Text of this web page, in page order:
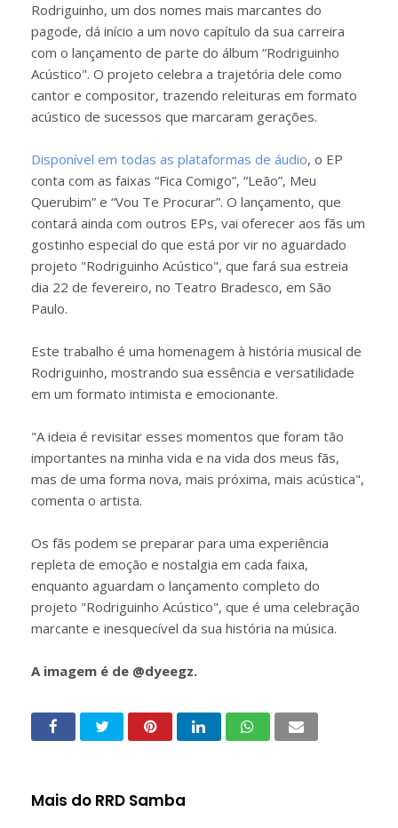
Rodriguinho, um dos nomes mais marcantes do
pagode, dá início a um novo capítulo da sua carreira
com o lançamento de parte do álbum “Rodriguinho
Acústico". O projeto celebra a trajetória dele como
cantor e compositor, trazendo releituras em formato
acústico de sucessos que marcaram gerações.
Disponível em todas as plataformas de áudio, o EP
conta com as faixas “Fica Comigo”, “Leão”, Meu
Querubim” e “Vou Te Procurar”. O lançamento, que
contará ainda com outros EPs, vai oferecer aos fãs um
gostinho especial do que está por vir no aguardado
projeto "Rodriguinho Acústico", que fará sua estreia
dia 22 de fevereiro, no Teatro Bradesco, em São
Paulo.
Este trabalho é uma homenagem à história musical de
Rodriguinho, mostrando sua essência e versatilidade
em um formato intimista e emocionante.
"A ideia é revisitar esses momentos que foram tão
importantes na minha vida e na vida dos meus fãs,
mas de uma forma nova, mais próxima, mais acústica",
comenta o artista.
Os fãs podem se preparar para uma experiência
repleta de emoção e nostalgia em cada faixa,
enquanto aguardam o lançamento completo do
projeto "Rodriguinho Acústico", que é uma celebração
marcante e inesquecível da sua história na música.
A imagem é de @dyeegz.
Mais do RRD Samba